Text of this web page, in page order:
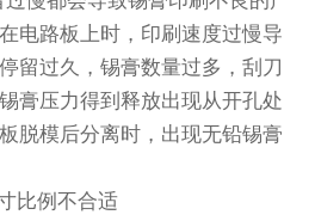
电路板上时，印刷速度过慢导
留过久，锡膏数量过多，刮刀
膏压力得到释放出现从开孔处
脱模后分离时，出现无铅锡膏
例不合适